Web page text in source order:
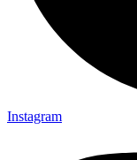
Instagram